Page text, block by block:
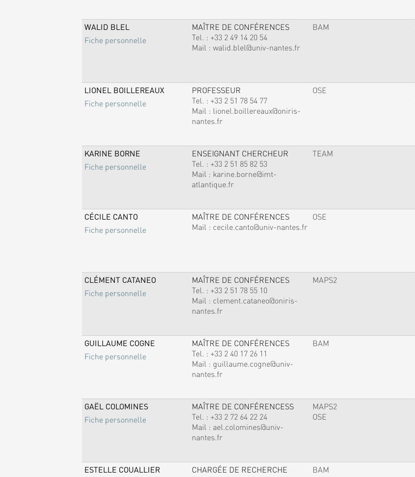
WALID BLEL
Fiche personnelle
MAÎTRE DE CONFÉRENCES
Tel. : +33 2 49 14 20 54
Mail : walid.blel@univ-nantes.fr
BAM
LIONEL BOILLEREAUX
Fiche personnelle
PROFESSEUR
Tel. : +33 2 51 78 54 77
Mail : lionel.boillereaux@oniris-
nantes.fr
OSE
KARINE BORNE
Fiche personnelle
ENSEIGNANT CHERCHEUR
Tel. : +33 2 51 85 82 53
Mail : karine.borne@imt-
atlantique.fr
TEAM
CÉCILE CANTO
Fiche personnelle
MAÎTRE DE CONFÉRENCES
Mail : cecile.canto@univ-nantes.fr
OSE
CLÉMENT CATANEO
Fiche personnelle
MAÎTRE DE CONFÉRENCES
Tel. : +33 2 51 78 55 10
Mail : clement.cataneo@oniris-
nantes.fr
MAPS2
GUILLAUME COGNE
Fiche personnelle
MAÎTRE DE CONFÉRENCES
Tel. : +33 2 40 17 26 11
Mail : guillaume.cogne@univ-
nantes.fr
BAM
GAËL COLOMINES
Fiche personnelle
MAÎTRE DE CONFÉRENCESS
Tel. : +33 2 72 64 22 24
Mail : ael.colomines@univ-
nantes.fr
MAPS2
OSE
ESTELLE COUALLIER
CHARGÉE DE RECHERCHE
BAM